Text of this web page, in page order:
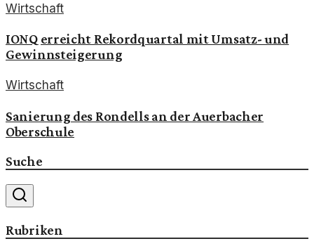
Wirtschaft
IONQ erreicht Rekordquartal mit Umsatz- und
Gewinnsteigerung
Wirtschaft
Sanierung des Rondells an der Auerbacher
Oberschule
Suche
Rubriken